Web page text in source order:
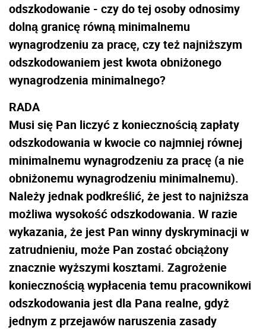
odszkodowanie - czy do tej osoby odnosimy
dolną granicę równą minimalnemu
wynagrodzeniu za pracę, czy też najniższym
odszkodowaniem jest kwota obniżonego
wynagrodzenia minimalnego?
RADA
Musi się Pan liczyć z koniecznością zapłaty
odszkodowania w kwocie co najmniej równej
minimalnemu wynagrodzeniu za pracę (a nie
obniżonemu wynagrodzeniu minimalnemu).
Należy jednak podkreślić, że jest to najniższa
możliwa wysokość odszkodowania. W razie
wykazania, że jest Pan winny dyskryminacji w
zatrudnieniu, może Pan zostać obciążony
znacznie wyższymi kosztami. Zagrożenie
koniecznością wypłacenia temu pracownikowi
odszkodowania jest dla Pana realne, gdyż
jednym z przejawów naruszenia zasady